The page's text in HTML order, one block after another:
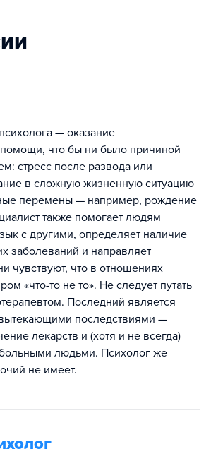
— оказание
что бы ни было причиной
стресс после развода или
в сложную жизненную ситуацию
перемены — например, рождение
также помогает людям
с другими, определяет наличие
заболеваний и направляет
чувствуют, что в отношениях
«что-то не то». Не следует путать
Последний является
последствиями —
лекарств и (хотя и не всегда)
людьми. Психолог же
не имеет.